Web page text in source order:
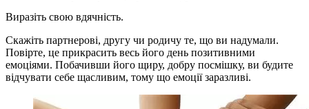
Виразіть свою вдячність.
Скажіть партнерові, другу чи родичу те, що ви надумали.
Повірте, це прикрасить весь його день позитивними
емоціями. Побачивши його щиру, добру посмішку, ви будите
відчувати себе щасливим, тому що емоції заразливі.